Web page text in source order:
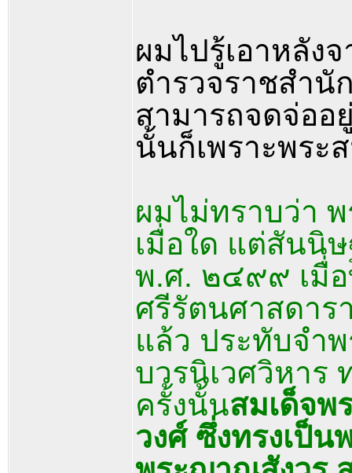
ผมไปรู้เอาหลัง
ตำรวจราชสำนั
สามารถจดจ่อ
นั้นก็เพราะพระ
ผมไม่ทราบว่า พ
เมื่อใด แต่สันนิ
พ.ศ. ๒๔๙๙ เมื่
ศรีรัตนศาสดาร
แล้ว ประทับจำ
บวรนิเวศวิหาร
ครั้งนั้นสมเด็จพ
วงศ์ ซึ่งทรงเป็น